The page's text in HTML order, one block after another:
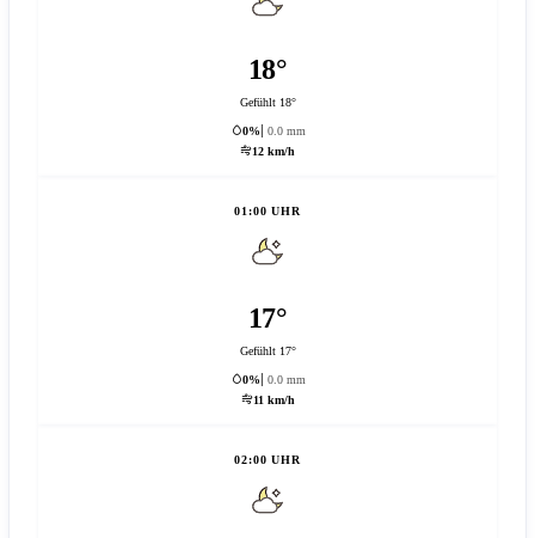
18°
Gefühlt 18°
0%
0.0 mm
12 km/h
01:00 UHR
17°
Gefühlt 17°
0%
0.0 mm
11 km/h
02:00 UHR